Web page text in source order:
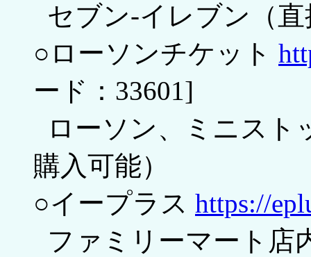
セブン-イレブン（
○ローソンチケット
ード：33601]
ローソン、ミニスト
購入可能）
○イープラス https://
ファミリーマート店